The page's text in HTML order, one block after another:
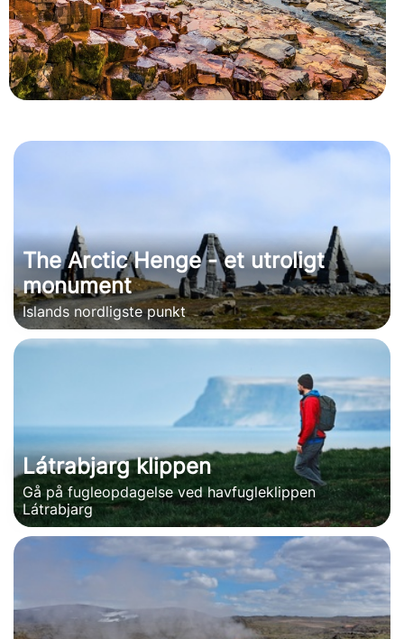
The Arctic Henge - et utroligt
monument
Islands nordligste punkt
Látrabjarg klippen
Gå på fugleopdagelse ved havfugleklippen
Látrabjarg